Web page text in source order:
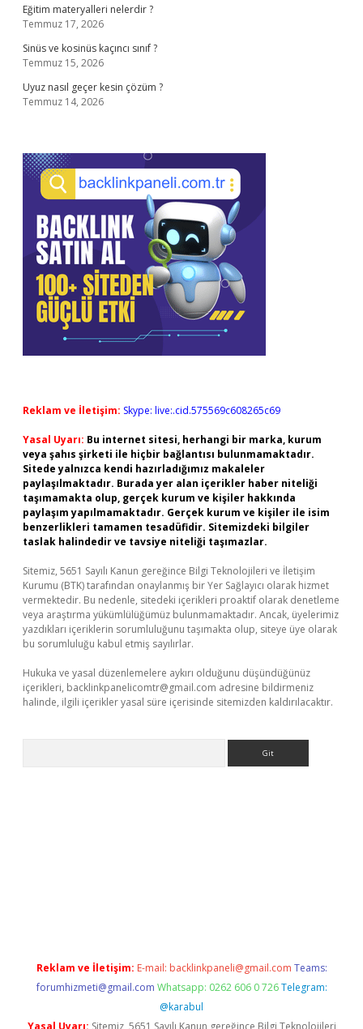
Eğitim materyalleri nelerdir ?
Temmuz 17, 2026
Sinüs ve kosinüs kaçıncı sınıf ?
Temmuz 15, 2026
Uyuz nasıl geçer kesin çözüm ?
Temmuz 14, 2026
Reklam ve İletişim: Skype: live:.cid.575569c608265c69
Yasal Uyarı: Bu internet sitesi, herhangi bir marka, kurum
veya şahıs şirketi ile hiçbir bağlantısı bulunmamaktadır.
Sitede yalnızca kendi hazırladığımız makaleler
paylaşılmaktadır. Burada yer alan içerikler haber niteliği
taşımamakta olup, gerçek kurum ve kişiler hakkında
paylaşım yapılmamaktadır. Gerçek kurum ve kişiler ile isim
benzerlikleri tamamen tesadüfidir. Sitemizdeki bilgiler
taslak halindedir ve tavsiye niteliği taşımazlar.
Sitemiz, 5651 Sayılı Kanun gereğince Bilgi Teknolojileri ve İletişim
Kurumu (BTK) tarafından onaylanmış bir Yer Sağlayıcı olarak hizmet
vermektedir. Bu nedenle, sitedeki içerikleri proaktif olarak denetleme
veya araştırma yükümlülüğümüz bulunmamaktadır. Ancak, üyelerimiz
yazdıkları içeriklerin sorumluluğunu taşımakta olup, siteye üye olarak
bu sorumluluğu kabul etmiş sayılırlar.
Hukuka ve yasal düzenlemelere aykırı olduğunu düşündüğünüz
içerikleri, backlinkpanelicomtr@gmail.com adresine bildirmeniz
halinde, ilgili içerikler yasal süre içerisinde sitemizden kaldırılacaktır.
Reklam ve İletişim: E-mail: backlinkpaneli@gmail.com Teams:
forumhizmeti@gmail.com Whatsapp: 0262 606 0 726 Telegram:
@karabul
Yasal Uyarı: Sitemiz, 5651 Sayılı Kanun gereğince Bilgi Teknolojileri